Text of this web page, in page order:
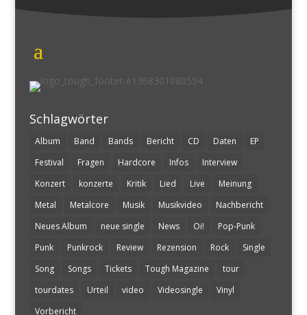
Schlagwörter
Album Band Bands Bericht CD Daten
EP
Festival
Fragen Hardcore Infos
Interview
Konzert
konzerte Kritik Lied Live
Meinung
Metal
Metalcore Musik Musikvideo
Nachbericht
Neues Album
neue single News Oi!
Pop-Punk
Punk
Punkrock Review Rezension Rock
Single
Song
Songs Tickets Tough Magazine
tour
tourdates
Urteil video Videosingle
Vinyl
Vorbericht